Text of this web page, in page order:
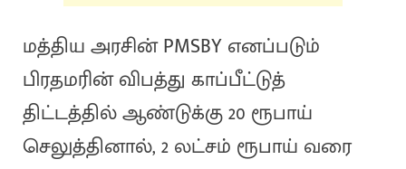
மத்திய அரசின் PMSBY எனப்படும்
பிரதமரின் விபத்து காப்பீட்டுத்
திட்டத்தில் ஆண்டுக்கு 20 ரூபாய்
செலுத்தினால், 2 லட்சம் ரூபாய் வரை